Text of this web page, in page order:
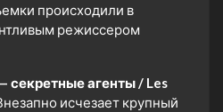
происходили в
режиссером
секретные агенты / Les
исчезает крупный